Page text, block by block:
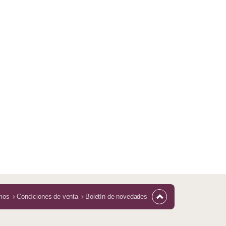
Condiciones de venta Boletín de novedades